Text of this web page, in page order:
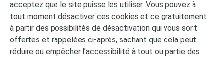
acceptez que le site puisse les utiliser. Vous pouvez à
tout moment désactiver ces cookies et ce gratuitement
à partir des possibilités de désactivation qui vous sont
offertes et rappelées ci-après, sachant que cela peut
réduire ou empêcher l’accessibilité à tout ou partie des